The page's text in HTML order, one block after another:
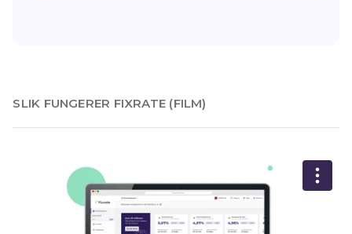
slik fungerer fixrate (film)